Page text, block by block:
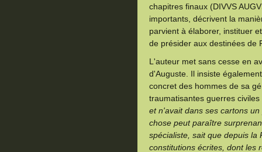
chapitres finaux (DIVVS
importants, décrivent la
parvient à élaborer, instituer
de présider aux destinées de
L'auteur met sans cesse en
d'Auguste. Il insiste
concret des hommes de sa
traumatisantes guerres
et n'avait dans ses cartons
chose peut paraître
spécialiste, sait que depuis la
constitutions écrites, dont les